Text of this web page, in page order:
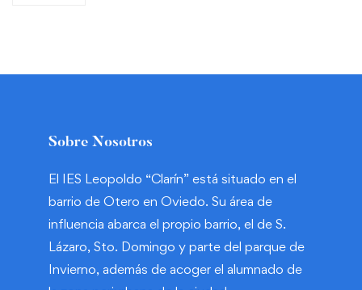
Sobre Nosotros
El IES Leopoldo “Clarín” está situado en el
barrio de Otero en Oviedo. Su área de
influencia abarca el propio barrio, el de S.
Lázaro, Sto. Domingo y parte del parque de
Invierno, además de acoger el alumnado de